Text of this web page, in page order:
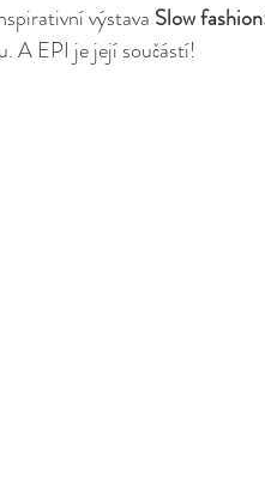
výstava Slow
A EPI je její součástí!